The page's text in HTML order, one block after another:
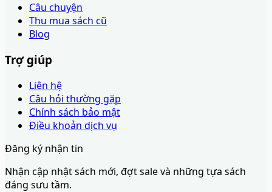
Câu chuyện
Thu mua sách cũ
Blog
Trợ giúp
Liên hệ
Câu hỏi thường gặp
Chính sách bảo mật
Điều khoản dịch vụ
Đăng ký nhận tin
Nhận cập nhật sách mới, đợt sale và những tựa sách
đáng sưu tầm.